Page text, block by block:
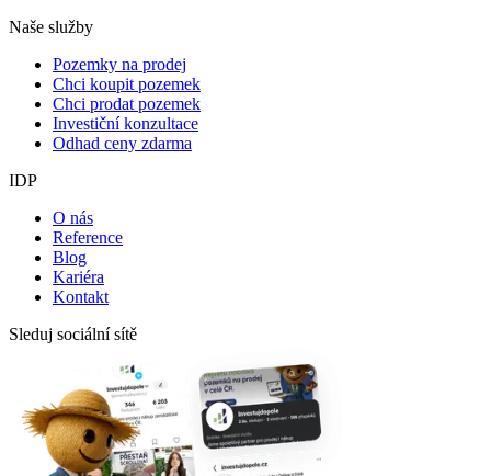
Naše služby
Pozemky na prodej
Chci koupit pozemek
Chci prodat pozemek
Investiční konzultace
Odhad ceny zdarma
IDP
O nás
Reference
Blog
Kariéra
Kontakt
Sleduj sociální sítě